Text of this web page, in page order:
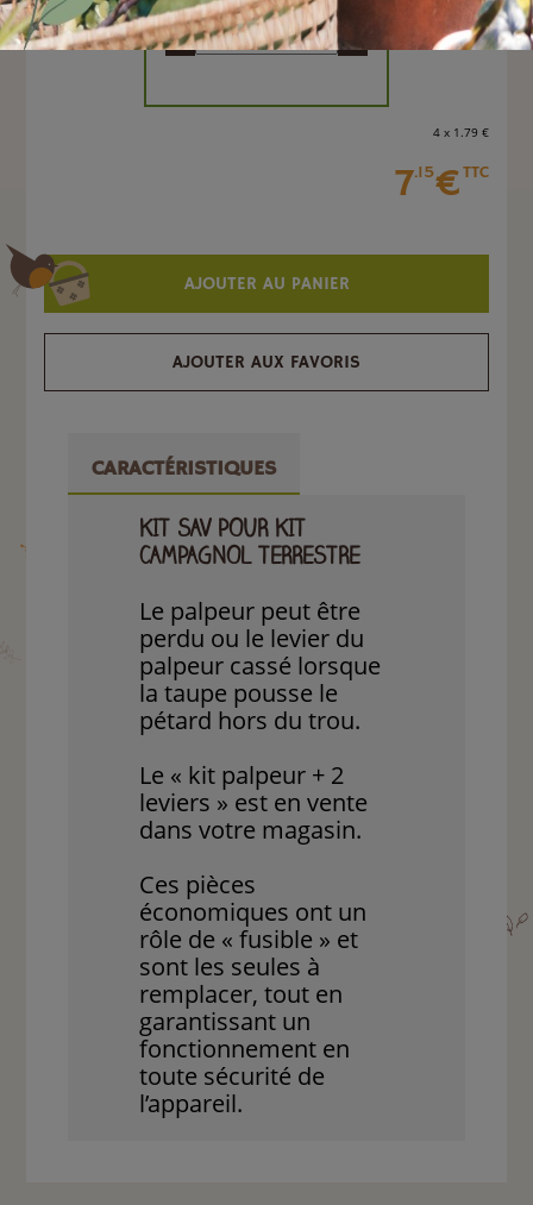
- +
4 x 1 .79 €
7.15€TTC
AJOUTER AU PANIER
AJOUTER AUX FAVORIS
CARACTÉRISTIQUES
KIT SAV POUR KIT
CAMPAGNOL TERRESTRE
Le palpeur peut être
perdu ou le levier du
palpeur cassé lorsque
la taupe pousse le
pétard hors du trou.
Le « kit palpeur + 2
leviers » est en vente
dans votre magasin.
Ces pièces
économiques ont un
rôle de « fusible » et
sont les seules à
remplacer, tout en
garantissant un
fonctionnement en
toute sécurité de
l’appareil.